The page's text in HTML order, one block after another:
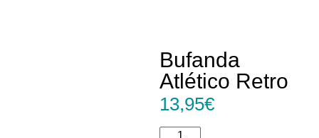
Bufanda
Atlético Retro
13,95€